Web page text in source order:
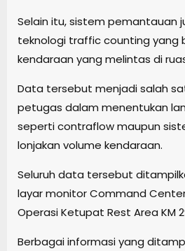
Selain itu, sistem pemantauan
teknologi traffic counting yang
kendaraan yang melintas di
Data tersebut menjadi salah
petugas dalam menentukan
seperti contraflow maupun
lonjakan volume kendaraan.
Seluruh data tersebut
layar monitor Command
Operasi Ketupat Rest Area KM
Berbagai informasi yang